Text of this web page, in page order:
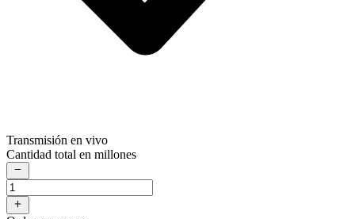
Transmisión en vivo
Cantidad total en millones